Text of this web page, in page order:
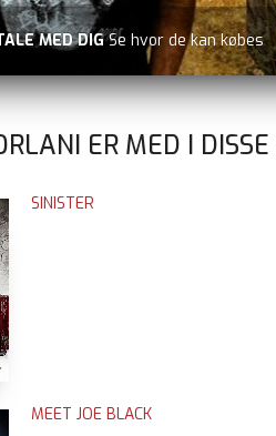
MED DIG Se hvor de kan købes
ER MED I DISSE
SINISTER
MEET JOE BLACK